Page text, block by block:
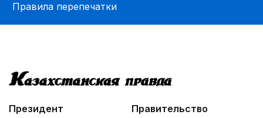
Правила перепечатки
Президент
Правительство